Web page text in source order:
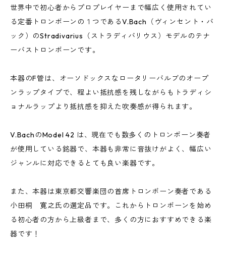
世界中で初心者からプロプレイヤーまで幅広く使用されてい
る定番トロンボーンの１つであるV.Bach（ヴィンセント・バ
ック）のStradivarius（ストラディバリウス）モデルのテナ
ーバストロンボーンです。
本器のF管は、オーソドックスなロータリーバルブのオープ
ンラップタイプで、程よい抵抗感を残しながらもトラディシ
ョナルラップより抵抗感を抑えた吹奏感が得られます。
V.BachのModel 42 は、現在でも数多くのトロンボーン奏者
が使用している銘器で、本器も非常に音抜けがよく、幅広い
ジャンルに対応できるとても良い楽器です。
また、本器は東京都交響楽団の首席トロンボーン奏者である
小田桐 寛之氏の選定品です。これからトロンボーンを始め
る初心者の方から上級者まで、多くの方におすすめできる楽
器です！